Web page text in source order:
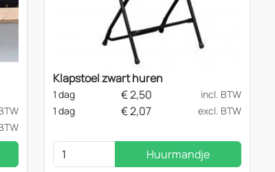
Klapstoel zwart huren
1 dag €2,50
incl. BTW
1 dag
€2,07 excl. BTW
Huurmandje